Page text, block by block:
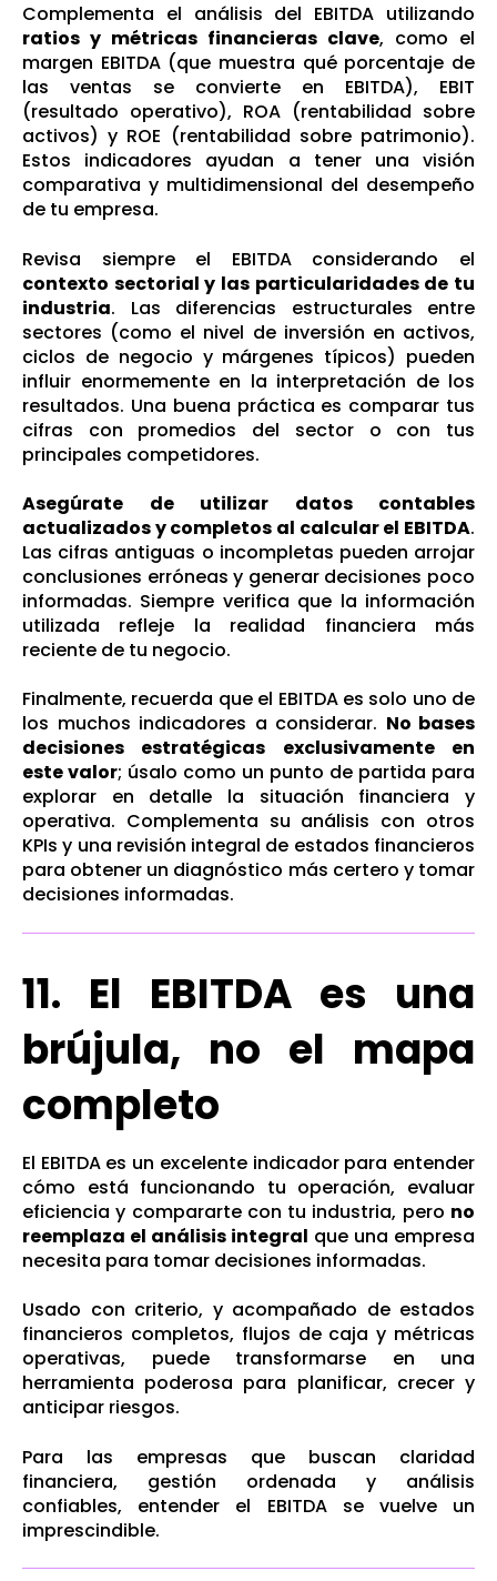
Complementa el análisis del EBITDA utilizando
ratios y métricas financieras clave, como el
margen EBITDA (que muestra qué porcentaje de
las ventas se convierte en EBITDA), EBIT
(resultado operativo), ROA (rentabilidad sobre
activos) y ROE (rentabilidad sobre patrimonio).
Estos indicadores ayudan a tener una visión
comparativa y multidimensional del desempeño
de tu empresa.
Revisa siempre el EBITDA considerando el
contexto sectorial y las particularidades de tu
industria. Las diferencias estructurales entre
sectores (como el nivel de inversión en activos,
ciclos de negocio y márgenes típicos) pueden
influir enormemente en la interpretación de los
resultados. Una buena práctica es comparar tus
cifras con promedios del sector o con tus
principales competidores.
Asegúrate de utilizar datos contables
actualizados y completos al calcular el EBITDA.
Las cifras antiguas o incompletas pueden arrojar
conclusiones erróneas y generar decisiones poco
informadas. Siempre verifica que la información
utilizada refleje la realidad financiera más
reciente de tu negocio.
Finalmente, recuerda que el EBITDA es solo uno de
los muchos indicadores a considerar. No bases
decisiones estratégicas exclusivamente en
este valor; úsalo como un punto de partida para
explorar en detalle la situación financiera y
operativa. Complementa su análisis con otros
KPIs y una revisión integral de estados financieros
para obtener un diagnóstico más certero y tomar
decisiones informadas.
11. El EBITDA es una
brújula, no el mapa
completo
El EBITDA es un excelente indicador para entender
cómo está funcionando tu operación, evaluar
eficiencia y compararte con tu industria, pero no
reemplaza el análisis integral que una empresa
necesita para tomar decisiones informadas.
Usado con criterio, y acompañado de estados
financieros completos, flujos de caja y métricas
operativas, puede transformarse en una
herramienta poderosa para planificar, crecer y
anticipar riesgos.
Para las empresas que buscan claridad
financiera, gestión ordenada y análisis
confiables, entender el EBITDA se vuelve un
imprescindible.